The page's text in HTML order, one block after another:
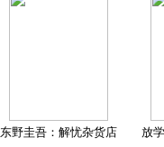
东野圭吾：解忧杂货店 放